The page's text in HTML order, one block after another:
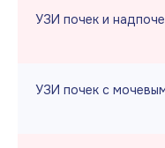
УЗИ почек и
УЗИ почек с